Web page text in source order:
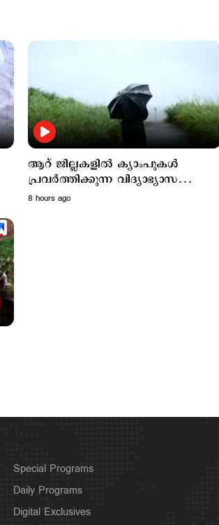
ആറ് ജില്ലകളില്‍ ക്യാംപുകൾ
പ്രവർത്തിക്കുന്ന വിദ്യാഭ്യാസ
സ്ഥാപനങ്ങൾക്ക് നാളെ അവധി
8 hours ago
Special Programs
Daily Programs
Digital Exclusives